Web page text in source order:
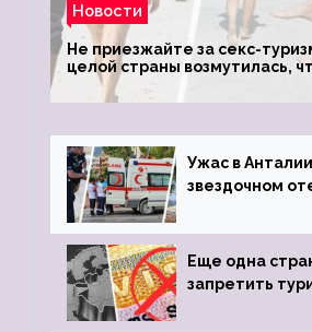
Новости
Не приезжайте за секс-
целой страны возмутилась,
туристки массово едут к ним,
обзавестись молодыми
Ужас в
звездочном
пистолета
Еще одна
запретить